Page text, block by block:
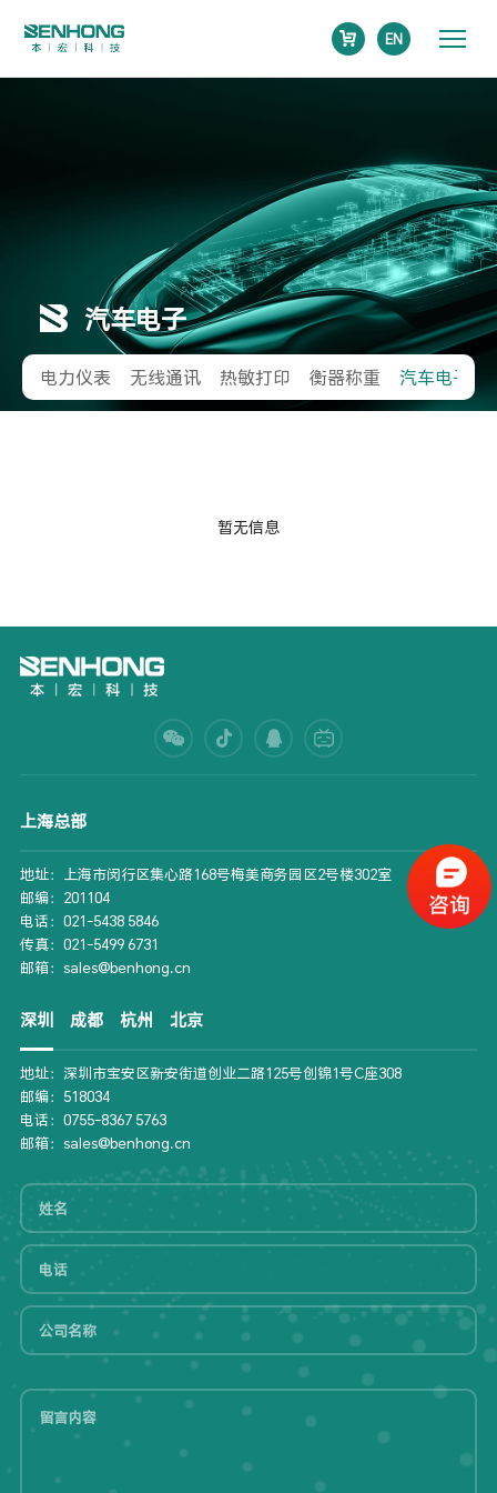
EN
汽车电子
电力仪表 无线通讯 热敏打印 衡器称重 汽车电子
暂无信息
上海总部
地址：上海市闵行区集心路168号梅美商务园区2号楼302室
邮编：201104
电话：021-5438 5846
传真：021-5499 6731
邮箱：sales@benhong.cn
深圳 成都 杭州 北京
地址：深圳市宝安区新安街道创业二路125号创锦1号C座308
邮编：518034
电话：0755-8367 5763
邮箱：sales@benhong.cn